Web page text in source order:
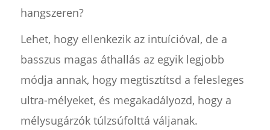
hangszeren?
Lehet, hogy ellenkezik az intuícióval, de a
basszus magas áthallás az egyik legjobb
módja annak, hogy megtisztítsd a felesleges
ultra-mélyeket, és megakadályozd, hogy a
mélysugárzók túlzsúfolttá váljanak.